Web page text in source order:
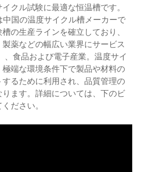
クル試験に最適な恒温槽です。
国の温度サイクル槽メーカーで
の生産ラインを確立しており、
薬などの幅広い業界にサービス
、食品および電子産業。温度サイ
極端な環境条件下で製品や材料の
るために利用され、品質管理の
ます。詳細については、下のビ
ださい。